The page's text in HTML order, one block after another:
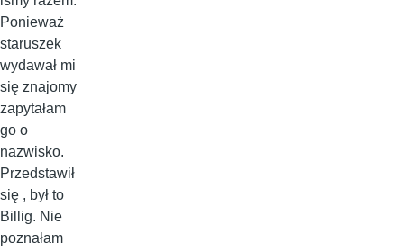
Ponieważ
staruszek
wydawał mi
się znajomy
zapytałam
go o
nazwisko.
Przedstawił
się , był to
Billig. Nie
poznałam